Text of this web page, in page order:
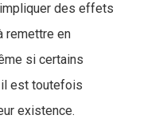
des effets
remettre en
si certains
est toutefois
existence.